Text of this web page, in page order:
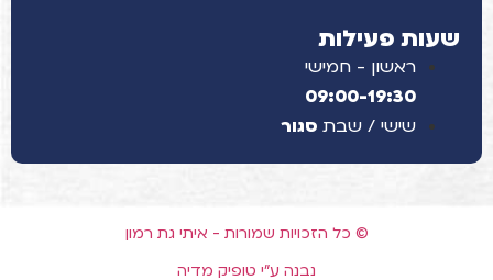
שעות פעילות
ראשון - חמישי
09:00-19:30
שישי / שבת סגור
© כל הזכויות שמורות - איתי גת רמון
נבנה ע"י טופיק מדיה